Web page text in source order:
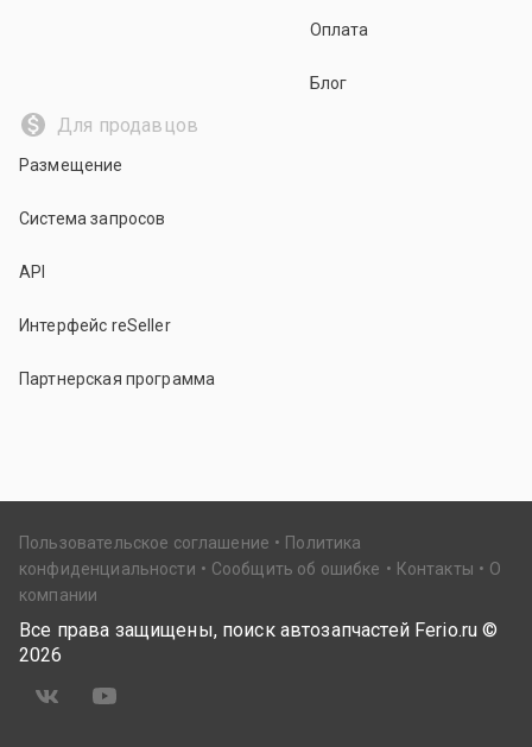
Оплата
Блог
Для продавцов
Размещение
Система запросов
API
Интерфейс reSeller
Партнерская программа
Пользовательское соглашение
Политика
конфиденциальности
Сообщить об ошибке Контакты
О
компании
Все права защищены, поиск автозапчастей Ferio.ru ©
2026